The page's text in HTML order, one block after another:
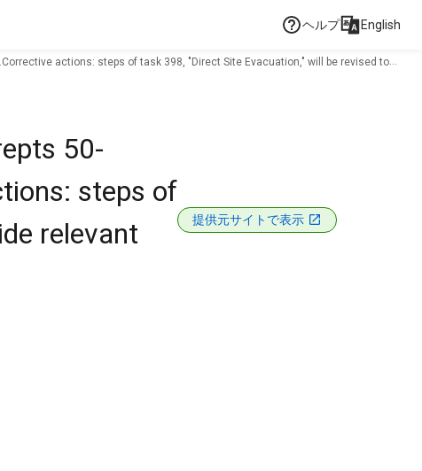
ヘルプ English
actions: steps of task 398, "Direct Site Evacuation," will be revised to
50-
steps of
relevant
提供元サイトで表示